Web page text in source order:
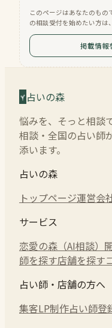
このページはあなたのもの
の相談受付を始めたい方は
掲載情報
占いの森
悩みを、そっと相談
相談・全国の占い師
添います。
占いの森
トップページ運営会
サービス
恋愛の森（AI相談）
師を探す店舗を探す
占い師・店舗の方へ
集客LP制作占い師登